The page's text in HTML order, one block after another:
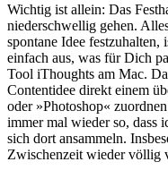
Wichtig ist allein: Das
niederschwellig gehen.
spontane Idee festzuhalten,
einfach aus, was für Dich
Tool iThoughts am Mac.
Contentidee direkt einem
oder »Photoshop«
immer mal wieder so, dass
sich dort ansammeln.
Zwischenzeit wieder völlig